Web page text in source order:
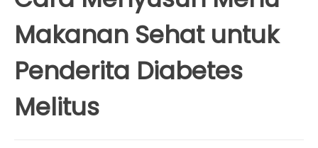
Makanan Sehat untuk
Penderita Diabetes
Melitus